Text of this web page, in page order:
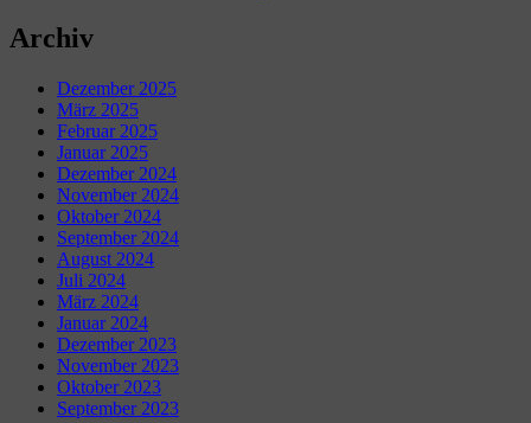
Archiv
Dezember 2025
März 2025
Februar 2025
Januar 2025
Dezember 2024
November 2024
Oktober 2024
September 2024
August 2024
Juli 2024
März 2024
Januar 2024
Dezember 2023
November 2023
Oktober 2023
September 2023